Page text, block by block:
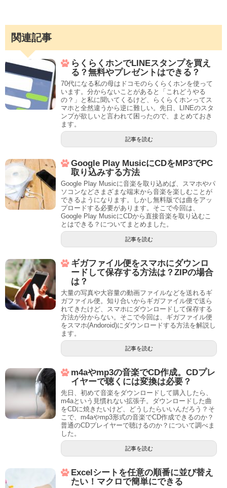
関連記事
らくらくホンでLINEスタンプを買え
る？無料やプレゼントはできる？
70代になる私の母はドコモのらくらくホンを使って
います。分からないことがあると「これどうやる
の？」と私に聞いてくるけど、らくらくホンってス
マホと全然違うから逆に難しい。先日、LINEのスタ
ンプが欲しいと言われて困ったので、まとめておき
ます。
記事を読む
Google Play MusicにCDをMP3でPC
取り込みする方法
Google Play Musicに音楽を取り込めば、スマホやパ
ソコンなどさまざまな端末から音楽を楽しむことが
できるようになります。しかし無料版では曲をアッ
プロードする必要があります。そこで今回は、
Google Play MusicにCDから直接音楽を取り込むこ
とはできる？についてまとめました。
記事を読む
ギガファイル便をスマホにダウンロ
ードして保存する方法は？ZIPの場合
は？
大量の写真や大容量の動画ファイルなどを送れるギ
ガファイル便。知り合いからギガファイル便で送ら
れてきたけど、スマホにダウンロードして保存する
方法が分からない。そこで今回は、ギガファイル便
をスマホ(Andoroid)にダウンロードする方法を解説し
ます。
記事を読む
m4aやmp3の音楽でCD作成。CDプレ
イヤーで聴くには変換は必要？
先日、初めて音楽をダウンロードして購入したら、
m4aという見慣れない拡張子。ダウンロードした曲
をCDに焼きたいけど、どうしたらいいんだろう？そ
こで、m4aやmp3形式の音楽でCD作成できるのか？
普通のCDプレイヤーで聴けるのか？について調べま
した。
記事を読む
Excelシートを任意の順番に並び替え
たい！マクロで簡単にできる